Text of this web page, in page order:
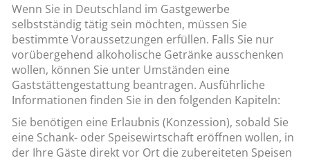
Wenn Sie in Deutschland im Gastgewerbe
selbstständig tätig sein möchten, müssen Sie
bestimmte Voraussetzungen erfüllen. Falls Sie nur
vorübergehend alkoholische Getränke ausschenken
wollen, können Sie unter Umständen eine
Gaststättengestattung beantragen. Ausführliche
Informationen finden Sie in den folgenden Kapiteln:
Sie benötigen eine Erlaubnis (Konzession), sobald Sie
eine Schank- oder Speisewirtschaft eröffnen wollen, in
der Ihre Gäste direkt vor Ort die zubereiteten Speisen